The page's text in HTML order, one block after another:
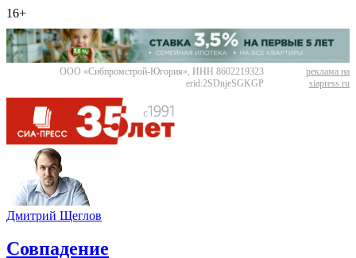
16+
ООО «Сибпромстрой-Югория», ИНН 8602219323
erid:2SDnjeSGKGP
реклама на
siapress.ru
Дмитрий Щеглов
​Совпадение